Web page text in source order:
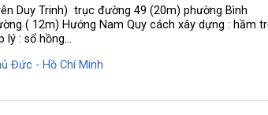
Duy Trinh) trục đường 49 (20m) phường Bình
( 12m) Hướng Nam Quy cách xây dựng : hầm
: sổ hồng...
Đức - Hồ Chí Minh